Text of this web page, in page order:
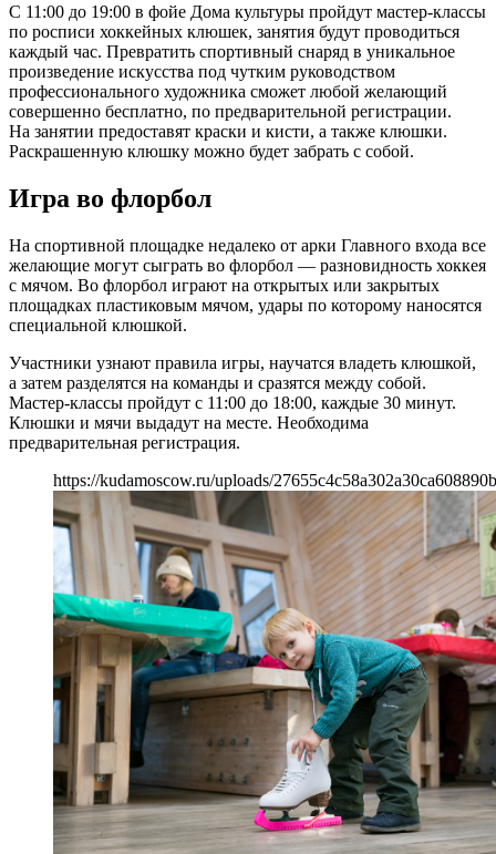
С 11:00 до 19:00 в фойе Дома культуры пройдут мастер-классы
по росписи хоккейных клюшек, занятия будут проводиться
каждый час. Превратить спортивный снаряд в уникальное
произведение искусства под чутким руководством
профессионального художника сможет любой желающий
совершенно бесплатно, по предварительной регистрации.
На занятии предоставят краски и кисти, а также клюшки.
Раскрашенную клюшку можно будет забрать с собой.
Игра во флорбол
На спортивной площадке недалеко от арки Главного входа все
желающие могут сыграть во флорбол — разновидность хоккея
с мячом. Во флорбол играют на открытых или закрытых
площадках пластиковым мячом, удары по которому наносятся
специальной клюшкой.
Участники узнают правила игры, научатся владеть клюшкой,
а затем разделятся на команды и сразятся между собой.
Мастер-классы пройдут с 11:00 до 18:00, каждые 30 минут.
Клюшки и мячи выдадут на месте. Необходима
предварительная регистрация.
https://kudamoscow.ru/uploads/